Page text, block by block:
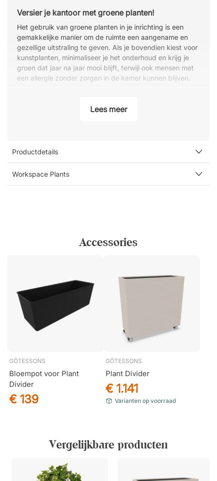
Versier je kantoor met groene planten!
Het gebruik van groene planten in je inrichting is een
gemakkelijke manier om de ruimte een aangename en
gezellige uitstraling te geven. Als je bovendien kiest voor
kunstplanten, minimaliseer je het onderhoud en krijg je
groen dat jaar na jaar mooi blijft, terwijl ook mensen met
een allergie zonder zorgen in de kamer kunnen blijven.
Totale hoogte: 90 cmLees meer
Productdetails
Workspace Plants
Accessories
GÖTESSONS
Bloempot voor Plant
Divider
€ 139
GÖTESSONS
Plant Divider
€ 1.141
Varianten op voorraad
Vergelijkbare producten